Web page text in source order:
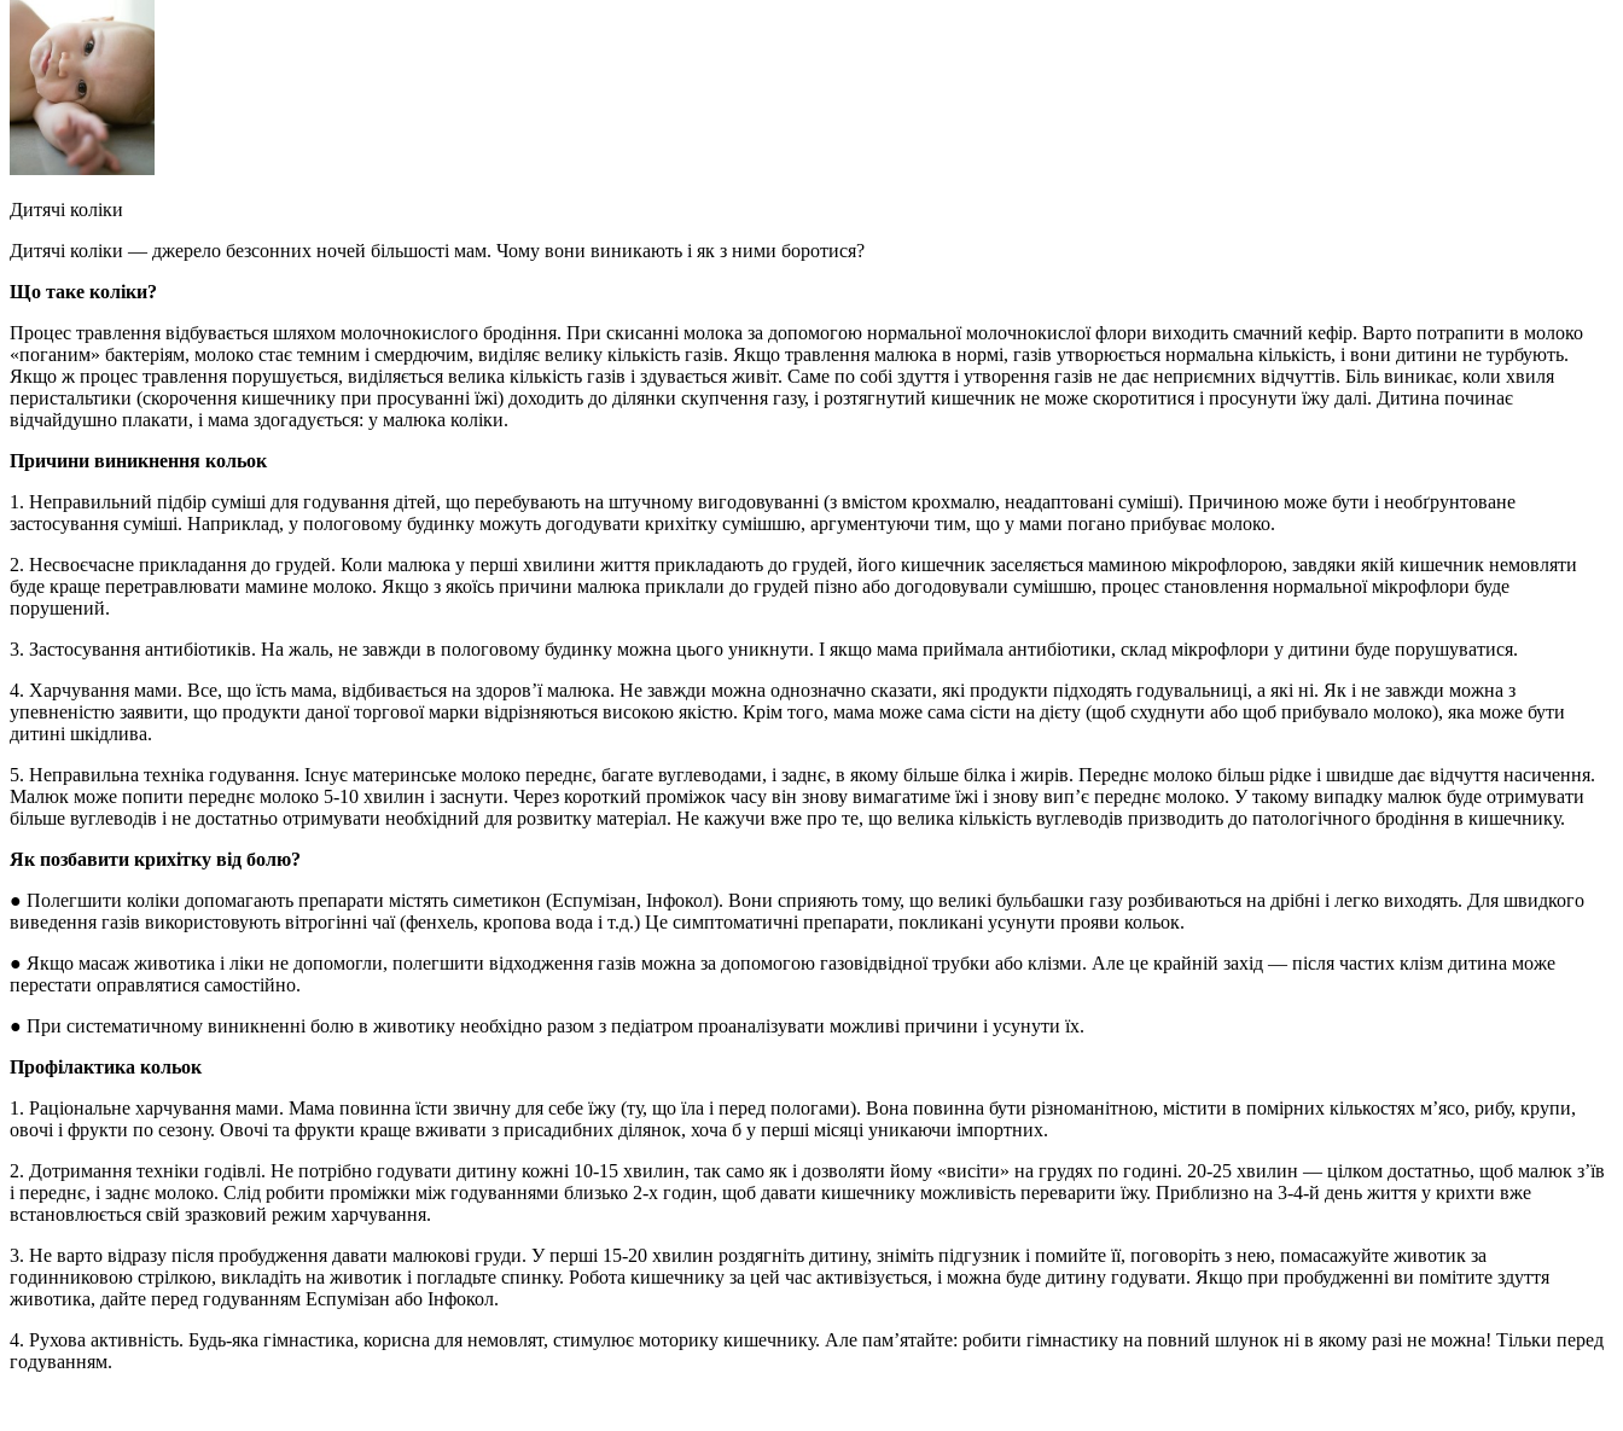
Дитячі коліки
Дитячі коліки — джерело безсонних ночей більшості мам. Чому вони виникають і як з ними боротися?
Що таке коліки?
Процес травлення відбувається шляхом молочнокислого бродіння. При скисанні молока за допомогою нормальної молочнокислої флори виходить смачний кефір. Варто потрапити в молоко
«поганим» бактеріям, молоко стає темним і смердючим, виділяє велику кількість газів. Якщо травлення малюка в нормі, газів утворюється нормальна кількість, і вони дитини не турбують.
Якщо ж процес травлення порушується, виділяється велика кількість газів і здувається живіт. Саме по собі здуття і утворення газів не дає неприємних відчуттів. Біль виникає, коли хвиля
перистальтики (скорочення кишечнику при просуванні їжі) доходить до ділянки скупчення газу, і розтягнутий кишечник не може скоротитися і просунути їжу далі. Дитина починає
відчайдушно плакати, і мама здогадується: у малюка коліки.
Причини виникнення кольок
1. Неправильний підбір суміші для годування дітей, що перебувають на штучному вигодовуванні (з вмістом крохмалю, неадаптовані суміші). Причиною може бути і необґрунтоване
застосування суміші. Наприклад, у пологовому будинку можуть догодувати крихітку сумішшю, аргументуючи тим, що у мами погано прибуває молоко.
2. Несвоєчасне прикладання до грудей. Коли малюка у перші хвилини життя прикладають до грудей, його кишечник заселяється маминою мікрофлорою, завдяки якій кишечник немовляти
буде краще перетравлювати мамине молоко. Якщо з якоїсь причини малюка приклали до грудей пізно або догодовували сумішшю, процес становлення нормальної мікрофлори буде
порушений.
3. Застосування антибіотиків. На жаль, не завжди в пологовому будинку можна цього уникнути. І якщо мама приймала антибіотики, склад мікрофлори у дитини буде порушуватися.
4. Харчування мами. Все, що їсть мама, відбивається на здоров’ї малюка. Не завжди можна однозначно сказати, які продукти підходять годувальниці, а які ні. Як і не завжди можна з
упевненістю заявити, що продукти даної торгової марки відрізняються високою якістю. Крім того, мама може сама сісти на дієту (щоб схуднути або щоб прибувало молоко), яка може бути
дитині шкідлива.
5. Неправильна техніка годування. Існує материнське молоко переднє, багате вуглеводами, і заднє, в якому більше білка і жирів. Переднє молоко більш рідке і швидше дає відчуття насичення.
Малюк може попити переднє молоко 5-10 хвилин і заснути. Через короткий проміжок часу він знову вимагатиме їжі і знову вип’є переднє молоко. У такому випадку малюк буде отримувати
більше вуглеводів і не достатньо отримувати необхідний для розвитку матеріал. Не кажучи вже про те, що велика кількість вуглеводів призводить до патологічного бродіння в кишечнику.
Як позбавити крихітку від болю?
● Полегшити коліки допомагають препарати містять симетикон (Еспумізан, Інфокол). Вони сприяють тому, що великі бульбашки газу розбиваються на дрібні і легко виходять. Для швидкого
виведення газів використовують вітрогінні чаї (фенхель, кропова вода і т.д.) Це симптоматичні препарати, покликані усунути прояви кольок.
● Якщо масаж животика і ліки не допомогли, полегшити відходження газів можна за допомогою газовідвідної трубки або клізми. Але це крайній захід — після частих клізм дитина може
перестати оправлятися самостійно.
● При систематичному виникненні болю в животику необхідно разом з педіатром проаналізувати можливі причини і усунути їх.
Профілактика кольок
1. Раціональне харчування мами. Мама повинна їсти звичну для себе їжу (ту, що їла і перед пологами). Вона повинна бути різноманітною, містити в помірних кількостях м’ясо, рибу, крупи,
овочі і фрукти по сезону. Овочі та фрукти краще вживати з присадибних ділянок, хоча б у перші місяці уникаючи імпортних.
2. Дотримання техніки годівлі. Не потрібно годувати дитину кожні 10-15 хвилин, так само як і дозволяти йому «висіти» на грудях по годині. 20-25 хвилин — цілком достатньо, щоб малюк з’їв
і переднє, і заднє молоко. Слід робити проміжки між годуваннями близько 2-х годин, щоб давати кишечнику можливість переварити їжу. Приблизно на 3-4-й день життя у крихти вже
встановлюється свій зразковий режим харчування.
3. Не варто відразу після пробудження давати малюкові груди. У перші 15-20 хвилин роздягніть дитину, зніміть підгузник і помийте її, поговоріть з нею, помасажуйте животик за
годинниковою стрілкою, викладіть на животик і погладьте спинку. Робота кишечнику за цей час активізується, і можна буде дитину годувати. Якщо при пробудженні ви помітите здуття
животика, дайте перед годуванням Еспумізан або Інфокол.
4. Рухова активність. Будь-яка гімнастика, корисна для немовлят, стимулює моторику кишечнику. Але пам’ятайте: робити гімнастику на повний шлунок ні в якому разі не можна! Тільки перед
годуванням.